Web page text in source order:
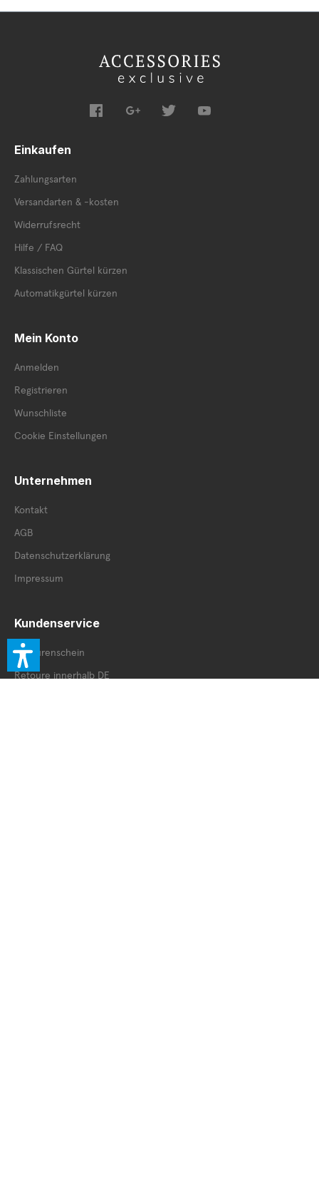
Einkaufen
Zahlungsarten
Versandarten & -kosten
Widerrufsrecht
Hilfe / FAQ
Klassischen Gürtel kürzen
Automatikgürtel kürzen
Mein Konto
Anmelden
Registrieren
Wunschliste
Cookie Einstellungen
Unternehmen
Kontakt
AGB
Datenschutzerklärung
Impressum
Kundenservice
Retourenschein
Retoure innerhalb DE